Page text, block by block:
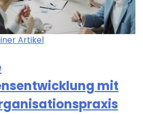
Artikel
mit